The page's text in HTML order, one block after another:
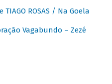
TIAGO ROSAS / Na Goela
Vagabundo – Zezé